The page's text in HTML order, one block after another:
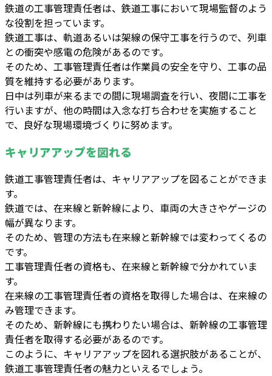
鉄道の工事管理責任者は、鉄道工事において現場監督のよう
な役割を担っています。
鉄道工事は、軌道あるいは架線の保守工事を行うので、列車
との衝突や感電の危険があるのです。
そのため、工事管理責任者は作業員の安全を守り、工事の品
質を維持する必要があります。
日中は列車が来るまでの間に現場調査を行い、夜間に工事を
行いますが、他の時間は入念な打ち合わせを実施すること
で、良好な現場環境づくりに努めます。
キャリアアップを図れる
鉄道工事管理責任者は、キャリアアップを図ることができま
す。
鉄道では、在来線と新幹線により、車両の大きさやゲージの
幅が異なります。
そのため、管理の方法も在来線と新幹線では変わってくるの
です。
工事管理責任者の資格も、在来線と新幹線で分かれていま
す。
在来線の工事管理責任者の資格を取得した場合は、在来線の
み管理できます。
そのため、新幹線にも携わりたい場合は、新幹線の工事管理
責任者を取得する必要があるのです。
このように、キャリアアップを図れる選択肢があることが、
鉄道工事管理責任者の魅力といえるでしょう。